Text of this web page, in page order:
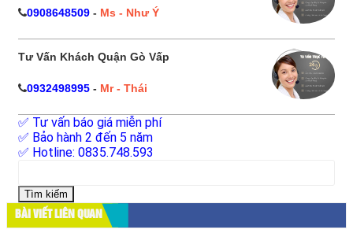
0908648509 - Ms - Như Ý
Tư Vấn Khách Quận Gò Vấp
0932498995 - Mr - Thái
✅ Tư vấn báo giá miễn phí
✅ Bảo hành 2 đến 5 năm
✅ Hotline: 0835.748.593
cho:
BÀI VIẾT LIÊN QUAN